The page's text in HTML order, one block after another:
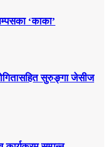
‘काका’
सुरुङ्गा जेसीज